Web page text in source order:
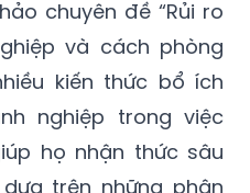
chuyên đề “Rủi ro
và cách phòng
kiến thức bổ ích
nghiệp trong việc
họ nhận thức sâu
trên những phân